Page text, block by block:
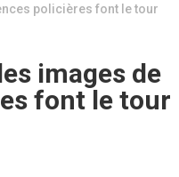
policières font le tour
images de
font le tour